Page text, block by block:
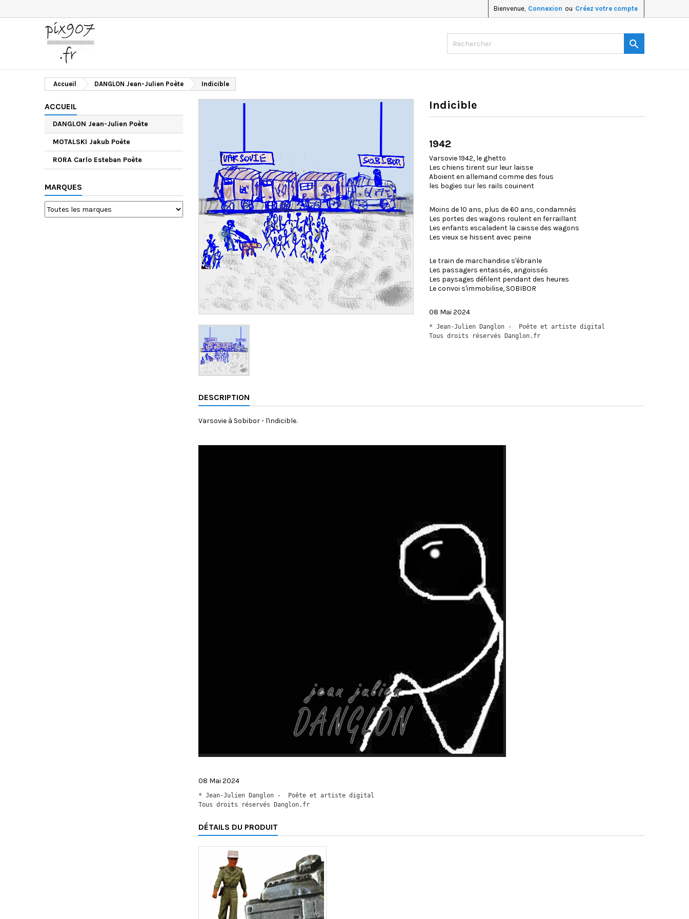
Bienvenue, Connexion ou Créez votre compte

Accueil DANGLON Jean-Julien Poète Indicible
ACCUEIL
DANGLON Jean-Julien Poète
MOTALSKI Jakub Poète
RORA Carlo Esteban Poète
MARQUES
Indicible
1942
Varsovie 1942, le ghetto
Les chiens tirent sur leur laisse
Aboient en allemand comme des fous
les bogies sur les rails couinent
Moins de 10 ans, plus de 60 ans, condamnés
Les portes des wagons roulent en ferraillant
Les enfants escaladent la caisse des wagons
Les vieux se hissent avec peine
Le train de marchandise s'ébranle
Les passagers entassés, angoissés
Les paysages défilent pendant des heures
Le convoi s'immobilise, SOBIBOR
08 Mai 2024
* Jean-Julien Danglon -  Poête et artiste digital
Tous droits réservés Danglon.fr
DESCRIPTION
Varsovie à Sobibor - l'indicible.
08 Mai 2024
* Jean-Julien Danglon -  Poête et artiste digital
Tous droits réservés Danglon.fr
DÉTAILS DU PRODUIT